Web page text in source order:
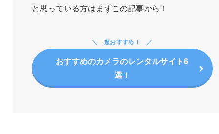
と思っている方はまずこの記事から！
超おすすめ！
おすすめのカメラのレンタルサイト6
選！